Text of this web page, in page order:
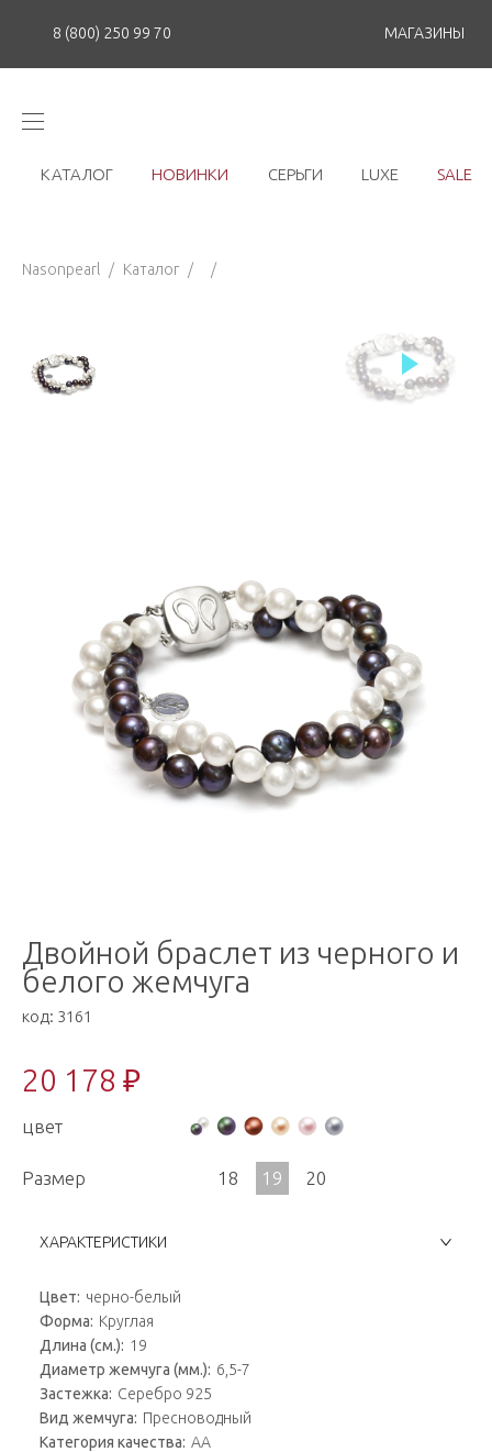
8 (800) 250 99 70 МАГАЗИНЫ
КАТАЛОГ НОВИНКИ СЕРЬГИ LUXE SALE
Nasonpearl / Каталог / /
Двойной браслет из черного и
белого жемчуга
код: 3161
20 178 ₽
цвет
Размер 18 19 20
ХАРАКТЕРИСТИКИ
Цвет: черно-белый
Форма: Круглая
Длина (см.): 19
Диаметр жемчуга (мм.): 6,5-7
Застежка: Серебро 925
Вид жемчуга: Пресноводный
Категория качества: AA